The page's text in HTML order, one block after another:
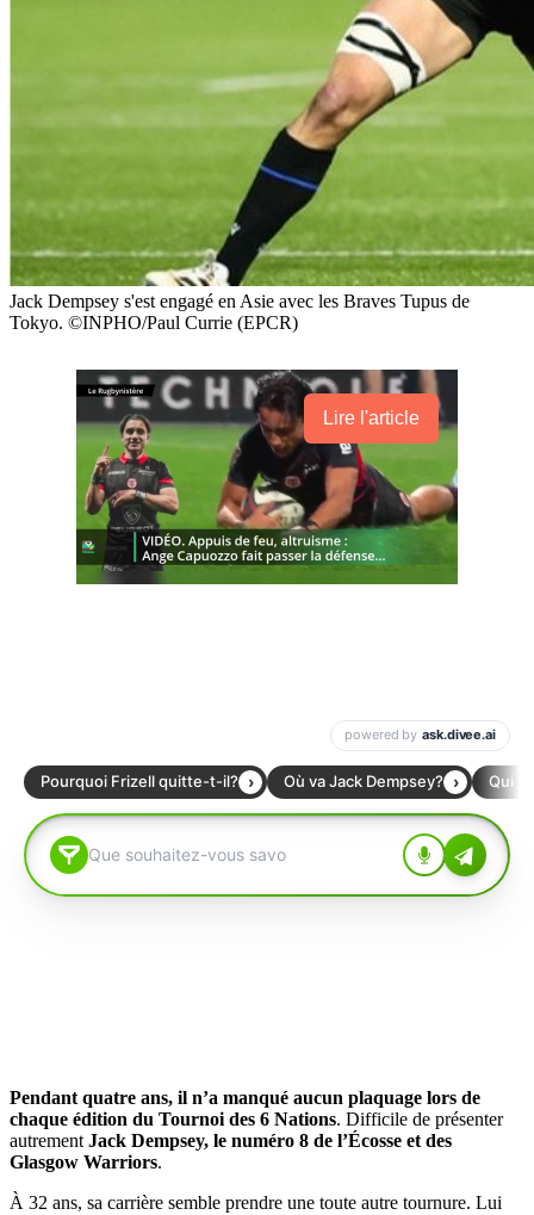
Jack Dempsey s'est engagé en Asie avec les Braves Tupus de
Tokyo. ©INPHO/Paul Currie (EPCR)
Lire l'article
Pendant quatre ans, il n’a manqué aucun plaquage lors de
chaque édition du Tournoi des 6 Nations. Difficile de présenter
autrement Jack Dempsey, le numéro 8 de l’Écosse et des
Glasgow Warriors.
À 32 ans, sa carrière semble prendre une toute autre tournure. Lui